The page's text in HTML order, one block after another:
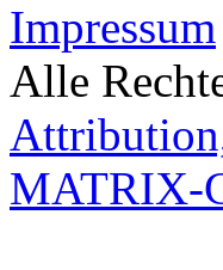
Impressum
Alle
MATRIX-